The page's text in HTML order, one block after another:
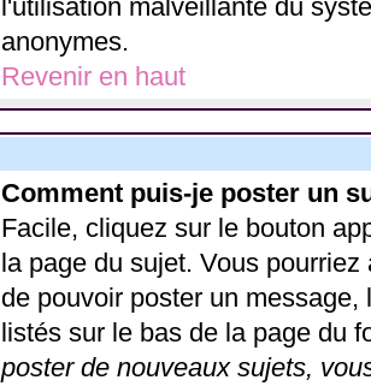
l'utilisation malveillante du
anonymes.
Revenir en haut
Comment puis-je poster un
Facile, cliquez sur le bouton
la page du sujet. Vous
de pouvoir poster un
listés sur le bas de la page du
poster de nouveaux sujets,